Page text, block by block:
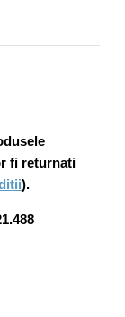
fi returnati
).